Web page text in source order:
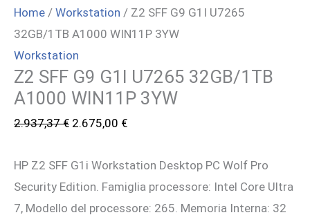
Home / Workstation / Z2 SFF G9 G1I U7265
32GB/1TB A1000 WIN11P 3YW
Workstation
Z2 SFF G9 G1I U7265 32GB/1TB
A1000 WIN11P 3YW
2.937,37€ Il
originale
era:
2.937,37 €.
2.675,00 €Il
attuale
è:
2.675,00 €.
HP Z2 SFF G1i Workstation Desktop PC Wolf Pro
Security Edition. Famiglia processore: Intel Core Ultra
7, Modello del processore: 265. Memoria Interna: 32